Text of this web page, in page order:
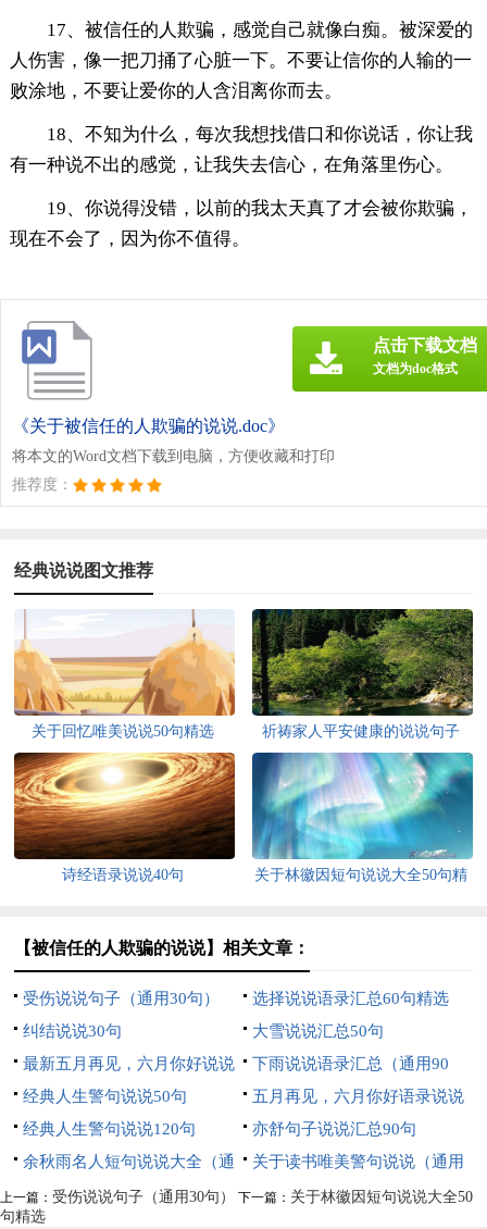
17、被信任的人欺骗，感觉自己就像白痴。被深爱的
人伤害，像一把刀捅了心脏一下。不要让信你的人输的一
败涂地，不要让爱你的人含泪离你而去。
18、不知为什么，每次我想找借口和你说话，你让我
有一种说不出的感觉，让我失去信心，在角落里伤心。
19、你说得没错，以前的我太天真了才会被你欺骗，
现在不会了，因为你不值得。
《关于被信任的人欺骗的说说.doc》
将本文的Word文档下载到电脑，方便收藏和打印
推荐度：
点击下载文档
文档为doc格式
经典说说图文推荐
关于回忆唯美说说50句精选 祈祷家人平安健康的说说句子
诗经语录说说40句
关于林徽因短句说说大全50句精
【被信任的人欺骗的说说】相关文章：
受伤说说句子（通用30句）
选择说说语录汇总60句精选
纠结说说30句
大雪说说汇总50句
最新五月再见，六月你好说说
语录大全（通用100句）
下雨说说语录汇总（通用90
句）
经典人生警句说说50句
五月再见，六月你好语录说说
80句
经典人生警句说说120句
亦舒句子说说汇总90句
余秋雨名人短句说说大全（通
用80句）
关于读书唯美警句说说（通用
60句）
上一篇： 受伤说说句子（通用30句） 下一篇： 关于林徽因短句说说大全50
句精选